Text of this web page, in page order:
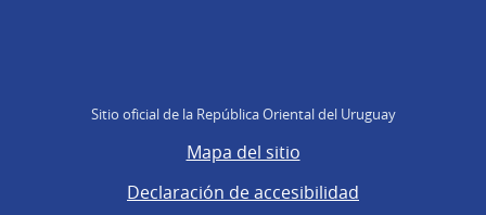
Sitio oficial de la República Oriental del Uruguay
Mapa del sitio
Declaración de accesibilidad